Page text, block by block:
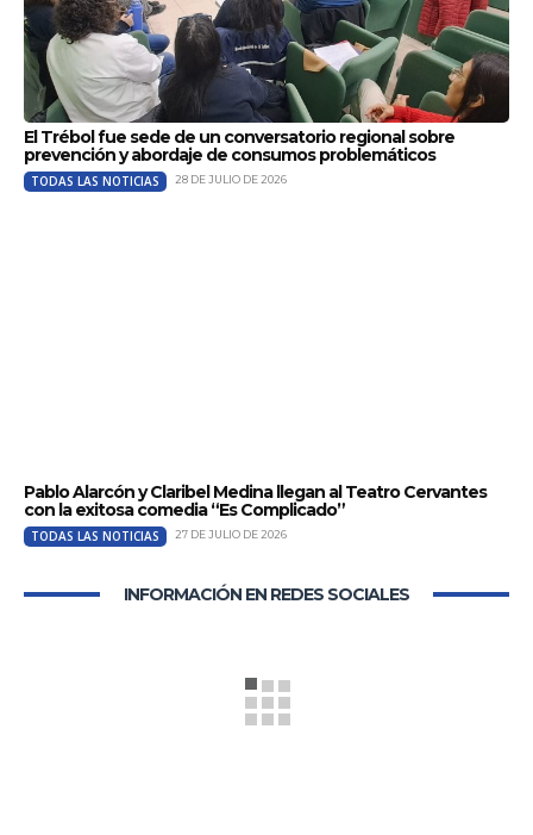
El Trébol fue sede de un conversatorio regional sobre
prevención y abordaje de consumos problemáticos
TODAS LAS NOTICIAS 28 DE JULIO DE 2026
Pablo Alarcón y Claribel Medina llegan al Teatro Cervantes
con la exitosa comedia “Es Complicado”
TODAS LAS NOTICIAS 27 DE JULIO DE 2026
INFORMACIÓN EN REDES SOCIALES